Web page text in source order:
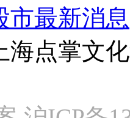
市最新消息
海点掌文